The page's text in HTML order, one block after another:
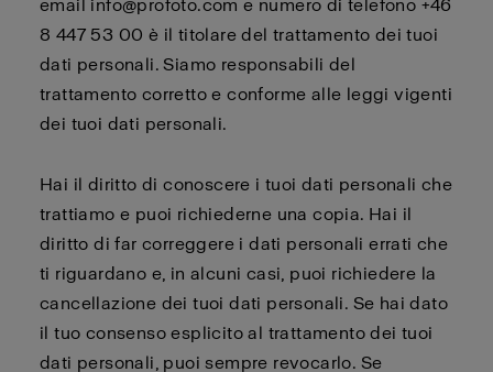
email info@profoto.com e numero di telefono +46
8 447 53 00 è il titolare del trattamento dei tuoi
dati personali. Siamo responsabili del
trattamento corretto e conforme alle leggi vigenti
dei tuoi dati personali.
Hai il diritto di conoscere i tuoi dati personali che
trattiamo e puoi richiederne una copia. Hai il
diritto di far correggere i dati personali errati che
ti riguardano e, in alcuni casi, puoi richiedere la
cancellazione dei tuoi dati personali. Se hai dato
il tuo consenso esplicito al trattamento dei tuoi
dati personali, puoi sempre revocarlo. Se